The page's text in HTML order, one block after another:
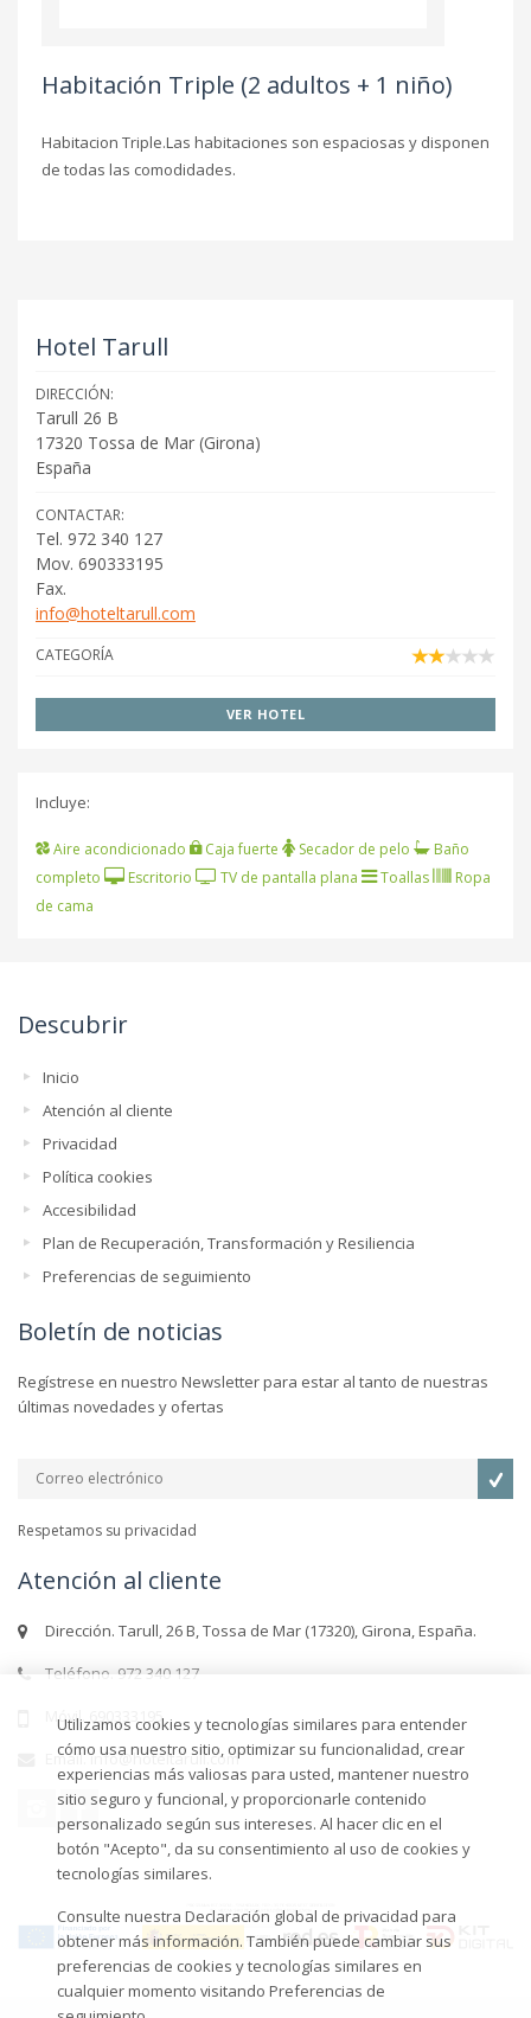
Habitación Triple (2 adultos + 1 niño)
Habitacion Triple.Las habitaciones son espaciosas y disponen
de todas las comodidades.
Hotel Tarull
DIRECCIÓN:
Tarull 26 B
17320 Tossa de Mar (Girona)
España
CONTACTAR:
Tel. 972 340 127
Mov. 690333195
Fax.
info@hoteltarull.com
CATEGORÍA
VER HOTEL
Incluye:
Aire acondicionado Caja fuerte Secador de pelo
Baño
completo
Escritorio TV de pantalla plana Toallas
Ropa
de cama
Descubrir
Inicio
Atención al cliente
Privacidad
Política cookies
Accesibilidad
Plan de Recuperación, Transformación y Resiliencia
Preferencias de seguimiento
Boletín de noticias
Regístrese en nuestro Newsletter para estar al tanto de nuestras
últimas novedades y ofertas
Respetamos su privacidad
Atención al cliente
Dirección. Tarull, 26 B, Tossa de Mar (17320), Girona, España.
Teléfono. 972 340 127
Móvil. 690333195
Email. info@hoteltarull.com
Utilizamos cookies y tecnologías similares para entender
cómo usa nuestro sitio, optimizar su funcionalidad, crear
experiencias más valiosas para usted, mantener nuestro
sitio seguro y funcional, y proporcionarle contenido
personalizado según sus intereses. Al hacer clic en el
botón "Acepto", da su consentimiento al uso de cookies y
tecnologías similares.
Consulte nuestra Declaración global de privacidad para
obtener más información. También puede cambiar sus
preferencias de cookies y tecnologías similares en
cualquier momento visitando Preferencias de